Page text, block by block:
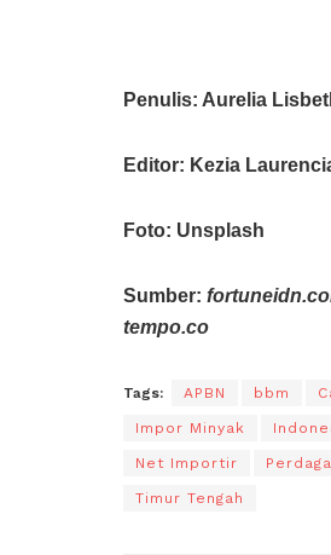
Penulis: Aurelia
Editor: Kezia
Foto: Unsplash
Sumber:
tempo.co
Tags: APBN bbm
Impor Minyak
Net Importir
Timur Tengah